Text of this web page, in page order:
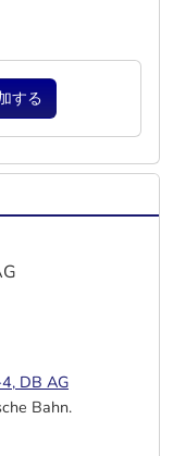
する
DB AG
Bahn.